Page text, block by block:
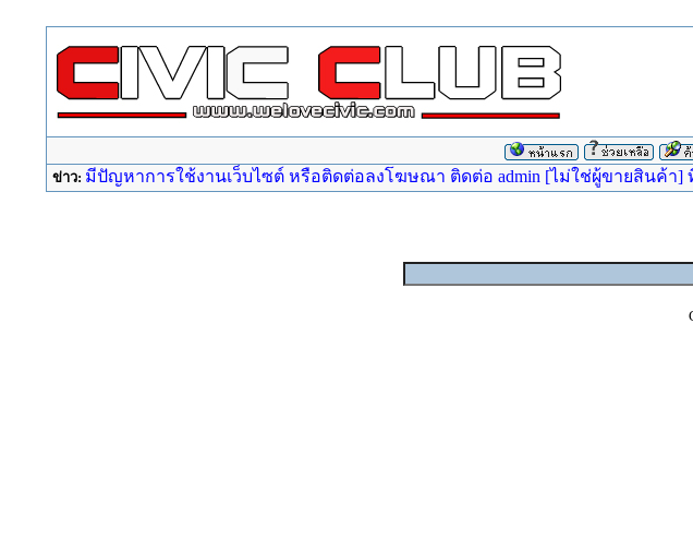
ข่าว: มีปัญหาการใช้งานเว็บไซต์ หรือติดต่อลงโฆษณา ติดต่อ admin [ไม่ใช่ผู้ขายสินค้า]